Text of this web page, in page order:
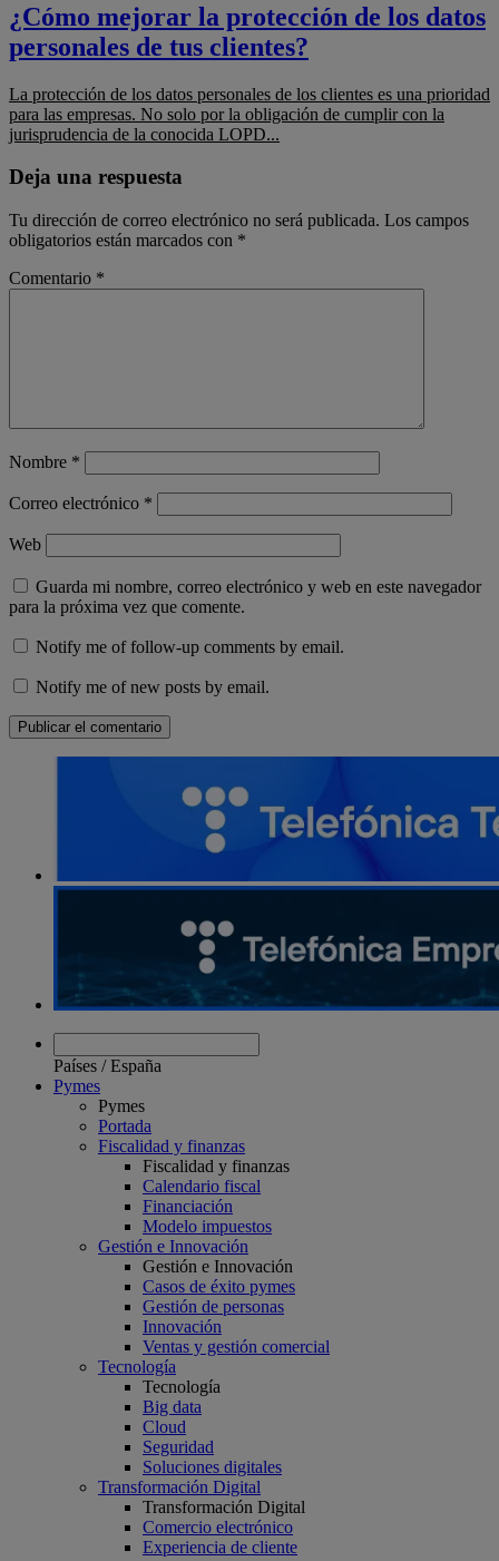
¿Cómo mejorar la protección de los datos
personales de tus clientes?
La protección de los datos personales de los clientes es una prioridad
para las empresas. No solo por la obligación de cumplir con la
jurisprudencia de la conocida LOPD...
Deja una respuesta
Tu dirección de correo electrónico no será publicada. Los campos
obligatorios están marcados con *
Comentario *
Nombre *
Correo electrónico *
Web
Guarda mi nombre, correo electrónico y web en este navegador
para la próxima vez que comente.
Notify me of follow-up comments by email.
Notify me of new posts by email.
Países /España
Pymes
Pymes
Portada
Fiscalidad y finanzas
Fiscalidad y finanzas
Calendario fiscal
Financiación
Modelo impuestos
Gestión e Innovación
Gestión e Innovación
Casos de éxito pymes
Gestión de personas
Innovación
Ventas y gestión comercial
Tecnología
Tecnología
Big data
Cloud
Seguridad
Soluciones digitales
Transformación Digital
Transformación Digital
Comercio electrónico
Experiencia de cliente